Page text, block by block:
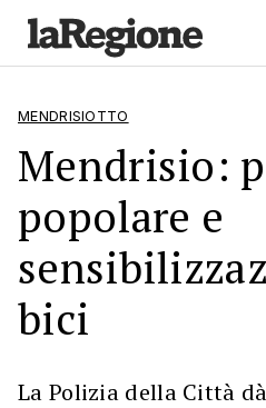
MENDRISIOTTO
Mendrisio:
popolare e
bici
La Polizia della Città